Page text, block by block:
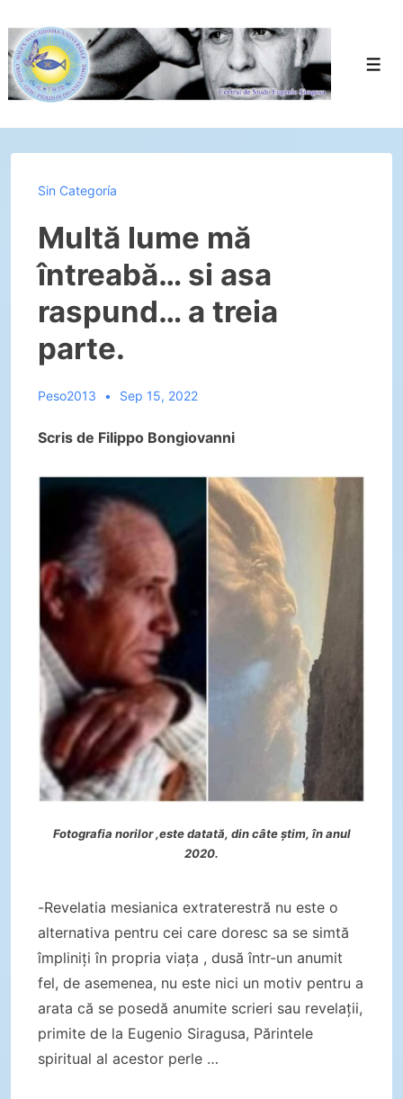
Saltar
al
contenido
Sin Categoría
Multă lume mă
întreabă… si asa
raspund… a treia
parte.
Peso2013 Sep 15, 2022
Scris de Filippo Bongiovanni
Fotografia norilor ,este datată, din câte știm, în anul
2020.
-Revelatia mesianica extraterestră nu este o
alternativa pentru cei care doresc sa se simtă
împliniți în propria viața , dusă într-un anumit
fel, de asemenea, nu este nici un motiv pentru a
arata că se posedă anumite scrieri sau revelații,
primite de la Eugenio Siragusa, Părintele
spiritual al acestor perle …